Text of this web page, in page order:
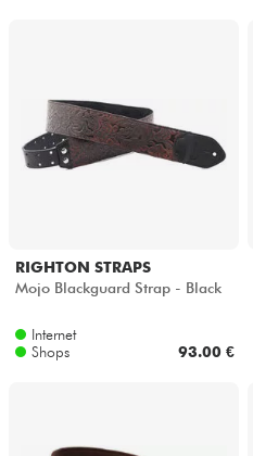
RIGHTON STRAPS
Mojo Blackguard Strap - Black
Internet
Shops
93.00 €